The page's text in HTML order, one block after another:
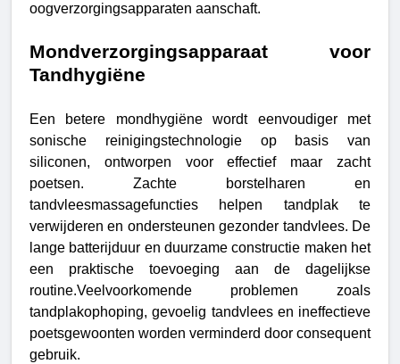
oogverzorgingsapparaten aanschaft.
Mondverzorgingsapparaat voor
Tandhygiëne
Een betere mondhygiëne wordt eenvoudiger met
sonische reinigingstechnologie op basis van
siliconen, ontworpen voor effectief maar zacht
poetsen. Zachte borstelharen en
tandvleesmassagefuncties helpen tandplak te
verwijderen en ondersteunen gezonder tandvlees. De
lange batterijduur en duurzame constructie maken het
een praktische toevoeging aan de dagelijkse
routine.Veelvoorkomende problemen zoals
tandplakophoping, gevoelig tandvlees en ineffectieve
poetsgewoonten worden verminderd door consequent
gebruik.